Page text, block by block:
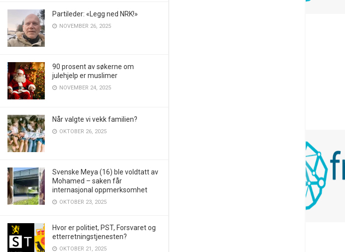
Partileder: «Legg ned NRK!»
NOVEMBER 26, 2025
90 prosent av søkerne om
julehjelp er muslimer
NOVEMBER 24, 2025
Når valgte vi vekk familien?
OKTOBER 26, 2025
Svenske Meya (16) ble voldtatt av
Mohamed – saken får
internasjonal oppmerksomhet
OKTOBER 23, 2025
Hvor er politiet, PST, Forsvaret og
etterretningstjenesten?
OKTOBER 21, 2025